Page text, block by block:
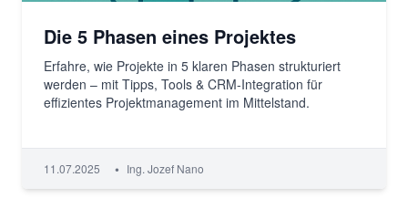
Die 5 Phasen eines Projektes
Erfahre, wie Projekte in 5 klaren Phasen strukturiert
werden – mit Tipps, Tools & CRM-Integration für
effizientes Projektmanagement im Mittelstand.
11.07.2025 • Ing. Jozef Nano